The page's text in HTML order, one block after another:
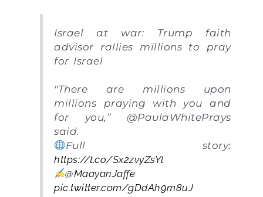
Israel at war: Trump faith
advisor rallies millions to pray
for Israel
"There are millions upon
millions praying with you and
for you,” @PaulaWhitePrays
said.
︎Full story:
https://t.co/Sx2zvyZsYl
@MaayanJaffe
pic.twitter.com/gDdAh9m8uJ